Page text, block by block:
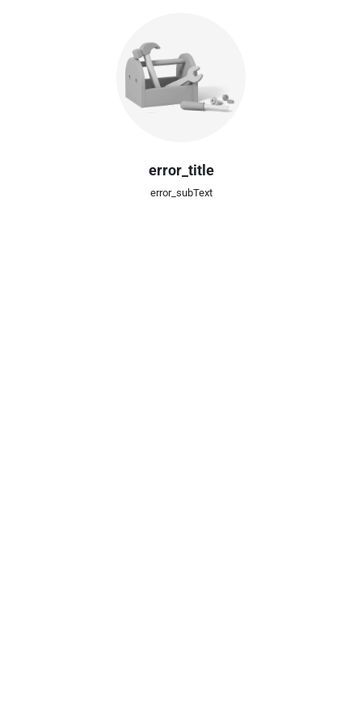
error_title
error_subText